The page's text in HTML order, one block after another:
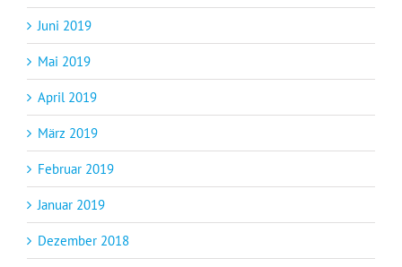
Juni 2019
Mai 2019
April 2019
März 2019
Februar 2019
Januar 2019
Dezember 2018